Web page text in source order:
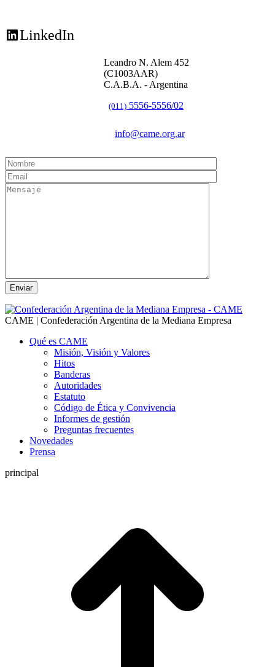
LinkedIn
Leandro N. Alem 452
(C1003AAR)
C.A.B.A. - Argentina
(011) 5556-5556/02
info@came.org.ar
CAME | Confederación Argentina de la Mediana Empresa
Qué es CAME
Misión, Visión y Valores
Hitos
Banderas
Autoridades
Estatuto
Código de Ética y Convivencia
Informes de gestión
Preguntas frecuentes
Novedades
Prensa
principal